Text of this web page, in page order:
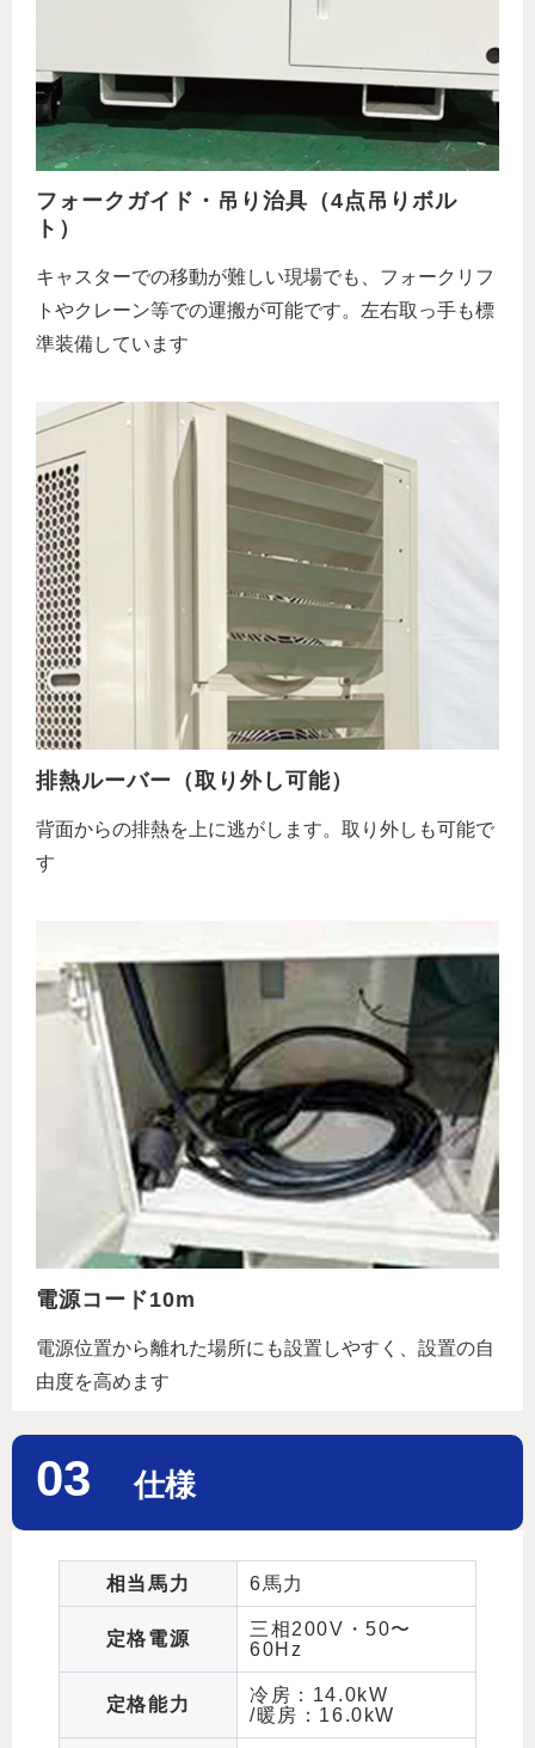
フォークガイド・吊り治具（4点吊りボル
ト）
キャスターでの移動が難しい現場でも、フォークリフ
トやクレーン等での運搬が可能です。左右取っ手も標
準装備しています
排熱ルーバー（取り外し可能）
背面からの排熱を上に逃がします。取り外しも可能で
す
電源コード10m
電源位置から離れた場所にも設置しやすく、設置の自
由度を高めます
03 仕様
相当馬力 6馬力
定格電源
三相200V・50〜
60Hz
定格能力
冷房：14.0kW
/暖房：16.0kW